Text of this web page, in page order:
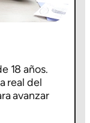
18 años.
real del
avanzar